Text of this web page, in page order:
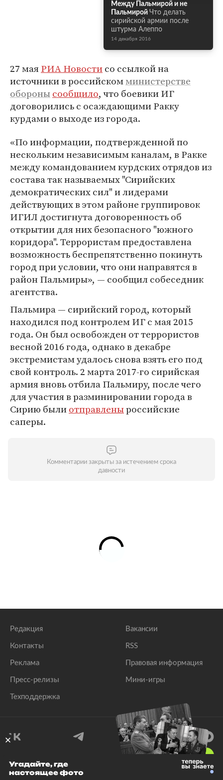
Между Пальмирой и не
Пальмирой Что делать
сирийской армии после
штурма Алеппо
14 декабря 2016
27 маяРИА Новостисо ссылкой на
источники в российскомминистерстве
оборонысообщило, что боевики ИГ
договорились с осаждающими Ракку
курдами о выходе из города.
«По информации, подтвержденной по
нескольким независимым каналам, в Ракке
между командованием курдских отрядов из
состава так называемых "Сирийских
демократических сил" и лидерами
действующих в этом районе группировок
ИГИЛ достигнута договоренность об
открытии для них безопасного "южного
коридора". Террористам предоставлена
возможность беспрепятственно покинуть
город при условии, что они направятся в
район Пальмиры», — сообщил собеседник
агентства.
Пальмира — сирийский город, который
находился под контролем ИГ с мая 2015
года. Он был освобожден от террористов
весной 2016 года, однако в декабре
экстремистам удалось снова взять его под
свой контроль. 2 марта 2017-го сирийская
армия вновь отбила Пальмиру, после чего
для участия в разминировании города в
Сирию былиотправленыроссийские
саперы.
Комментарии закрыты за истечением срока
давности
Редакция
Контакты
Реклама
Пресс-релизы
Техподдержка
Вакансии
RSS
Правовая информация
Мини-игры
© 1999–2026 Все права защищены.
Угадайте, где
настоящее фото